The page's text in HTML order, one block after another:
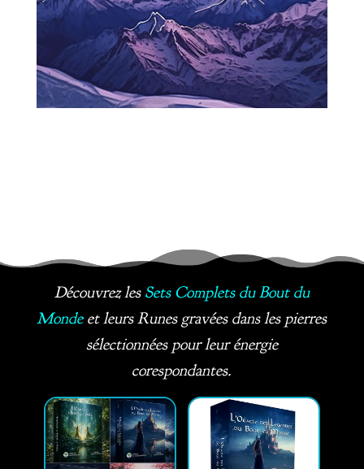
Découvrez les Sets Complets du Bout du
Mondeet leurs Runes gravées dans les pierres
sélectionnées pour leur énergie
corespondantes.